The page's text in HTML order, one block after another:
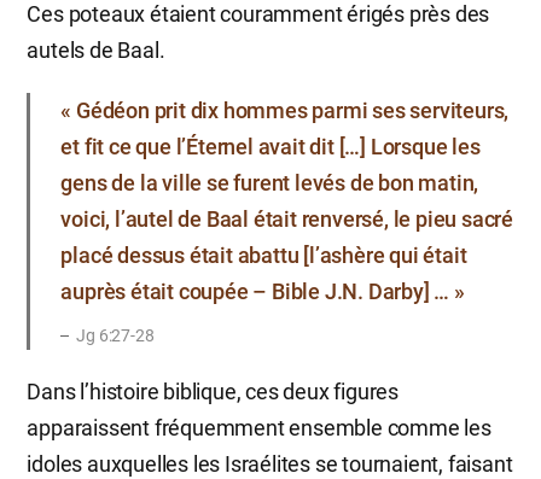
Ces poteaux étaient couramment érigés près des
autels de Baal.
« Gédéon prit dix hommes parmi ses serviteurs,
et fit ce que l’Éternel avait dit […] Lorsque les
gens de la ville se furent levés de bon matin,
voici, l’autel de Baal était renversé, le pieu sacré
placé dessus était abattu [l’ashère qui était
auprès était coupée – Bible J.N. Darby] … »
Jg 6:27-28
Dans l’histoire biblique, ces deux figures
apparaissent fréquemment ensemble comme les
idoles auxquelles les Israélites se tournaient, faisant